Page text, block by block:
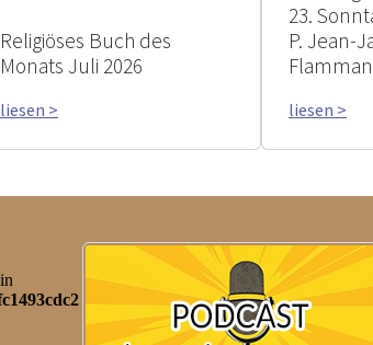
Religiöses Buch des
Monats Juli 2026
liesen >
23.
P. Jean-
liesen >